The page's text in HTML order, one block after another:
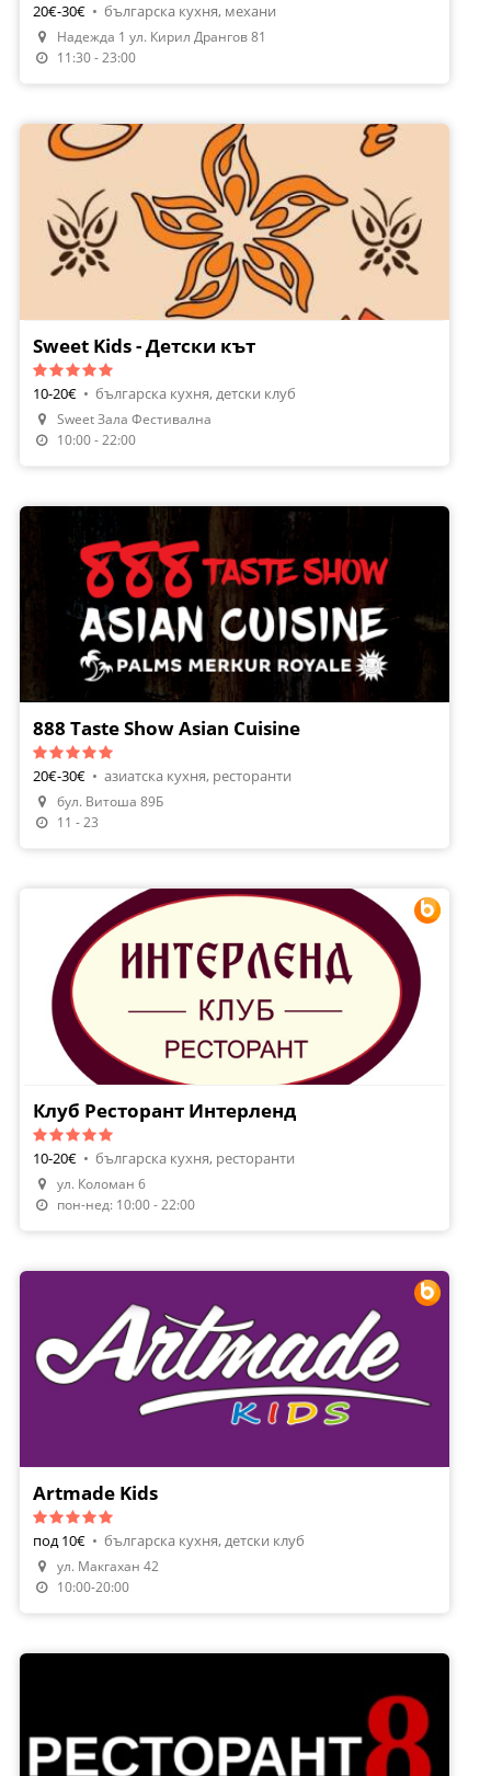
20€-30€ • българска кухня, механи
Надежда 1 ул. Кирил Дрангов 81
11:30 - 23:00
Sweet Kids - Детски кът
10-20€ • българска кухня, детски клуб
Sweet Зала Фестивална
10:00 - 22:00
888 Taste Show Asian Cuisine
20€-30€ • азиатска кухня, ресторанти
бул. Витоша 89Б
11 - 23
Направи Резервация
Клуб Ресторант Интерленд
10-20€ • българска кухня, ресторанти
ул. Коломан 6
пон-нед: 10:00 - 22:00
Направи Резервация
Artmade Kids
под 10€ • българска кухня, детски клуб
ул. Макгахан 42
10:00-20:00